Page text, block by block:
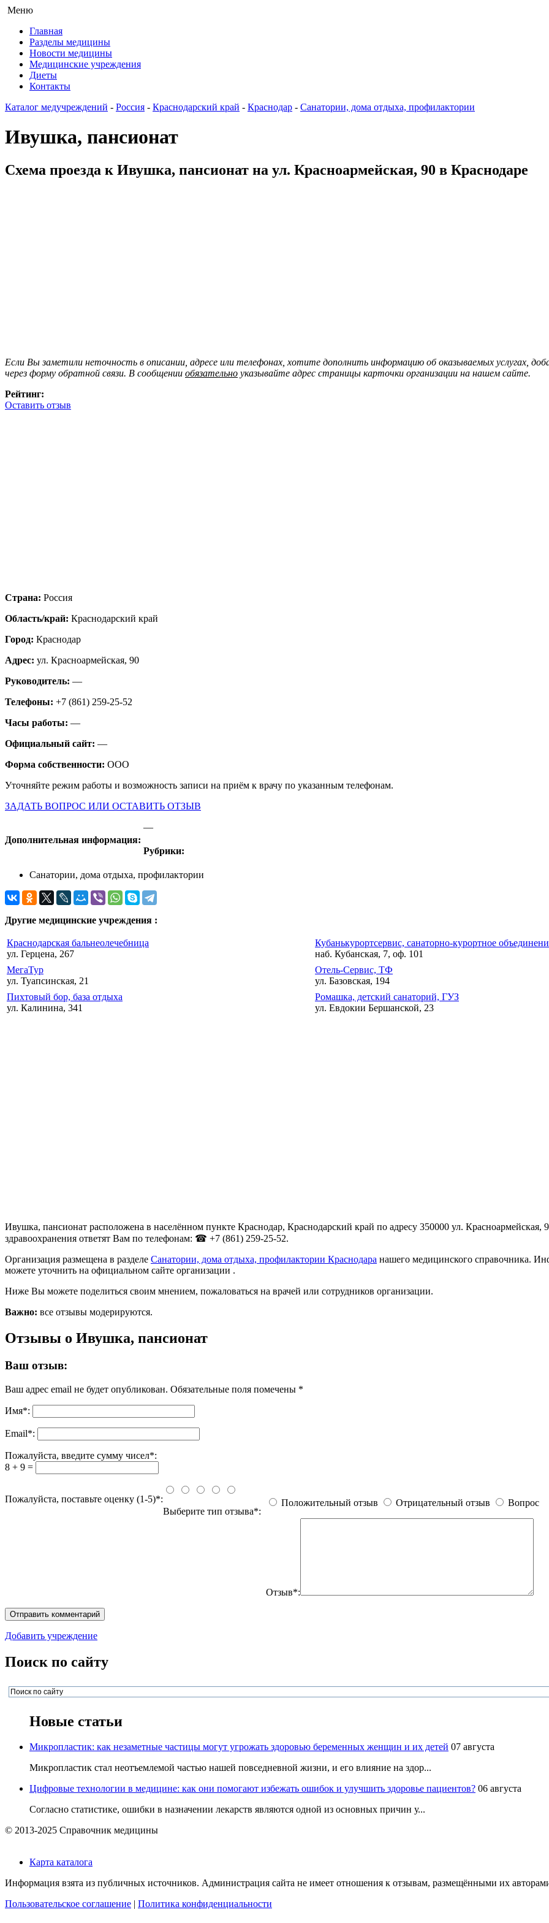
Меню
Главная
Разделы медицины
Новости медицины
Медицинские учреждения
Диеты
Контакты
Каталог медучреждений - Россия - Краснодарский край - Краснодар - Санатории, дома отдыха, профилактории
Ивушка, пансионат
Схема проезда к Ивушка, пансионат на ул. Красноармейская, 90 в Краснодаре
Если Вы заметили неточность в описании, адресе или телефонах, хотите дополнить информацию об оказываемых услугах,
через форму обратной связи. В сообщении обязательно указывайте адрес страницы карточки организации на нашем сайте.
Рейтинг:
Оставить отзыв
Страна: Россия
Область/край: Краснодарский край
Город: Краснодар
Адрес: ул. Красноармейская, 90
Руководитель: —
Телефоны: +7 (861) 259-25-52
Часы работы: —
Официальный сайт: —
Форма собственности: ООО
Уточняйте режим работы и возможность записи на приём к врачу по указанным телефонам.
ЗАДАТЬ ВОПРОС ИЛИ ОСТАВИТЬ ОТЗЫВ
Дополнительная информация:
—
Рубрики:
Санатории, дома отдыха, профилактории
Другие медицинские учреждения :
Краснодарская бальнеолечебница
ул. Герцена, 267
Кубанькурортсервис, санаторно-курортное
наб. Кубанская, 7, оф. 101
МегаТур
ул. Туапсинская, 21
Отель-Сервис, ТФ
ул. Базовская, 194
Пихтовый бор, база отдыха
ул. Калинина, 341
Ромашка, детский санаторий, ГУЗ
ул. Евдокии Бершанской, 23
Ивушка, пансионат расположена в населённом пункте Краснодар, Краснодарский край по адресу 350000 ул.
здравоохранения ответят Вам по телефонам: ☎ +7 (861) 259-25-52.
Организация размещена в разделе Санатории, дома отдыха, профилактории Краснодара нашего медицинского справочника.
можете уточнить на официальном сайте организации .
Ниже Вы можете поделиться своим мнением, пожаловаться на врачей или сотрудников организации.
Важно: все отзывы модерируются.
Отзывы о Ивушка, пансионат
Ваш отзыв:
Ваш адрес email не будет опубликован. Обязательные поля помечены *
Имя*:
Email*:
Пожалуйста, введите сумму чисел*:
8 + 9 =
Пожалуйста, поставьте оценку (1-5)*:
Выберите тип отзыва*:
Положительный отзыв Отрицательный отзыв Вопрос
Отзыв*:
Добавить учреждение
Поиск по сайту
Новые статьи
Микропластик: как незаметные частицы могут угрожать здоровью беременных женщин и их детей 07 августа
Микропластик стал неотъемлемой частью нашей повседневной жизни, и его влияние на здор...
Цифровые технологии в медицине: как они помогают избежать ошибок и улучшить здоровье пациентов? 06 августа
Согласно статистике, ошибки в назначении лекарств являются одной из основных причин у...
© 2013-2025 Справочник медицины
Карта каталога
Информация взята из публичных источников. Администрация сайта не имеет отношения к отзывам, размещёнными их
Пользовательское соглашение
Политика конфиденциальности